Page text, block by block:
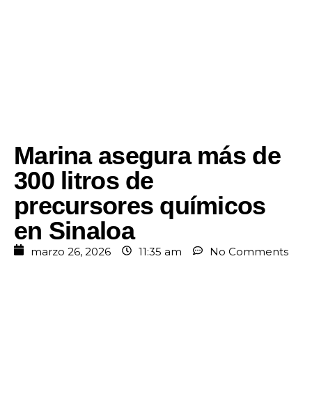
Marina asegura más de
300 litros de
precursores químicos
en Sinaloa
marzo 26, 2026 11:35 am No Comments